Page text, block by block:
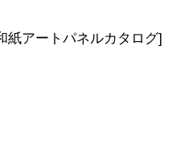
アートパネルカタログ]